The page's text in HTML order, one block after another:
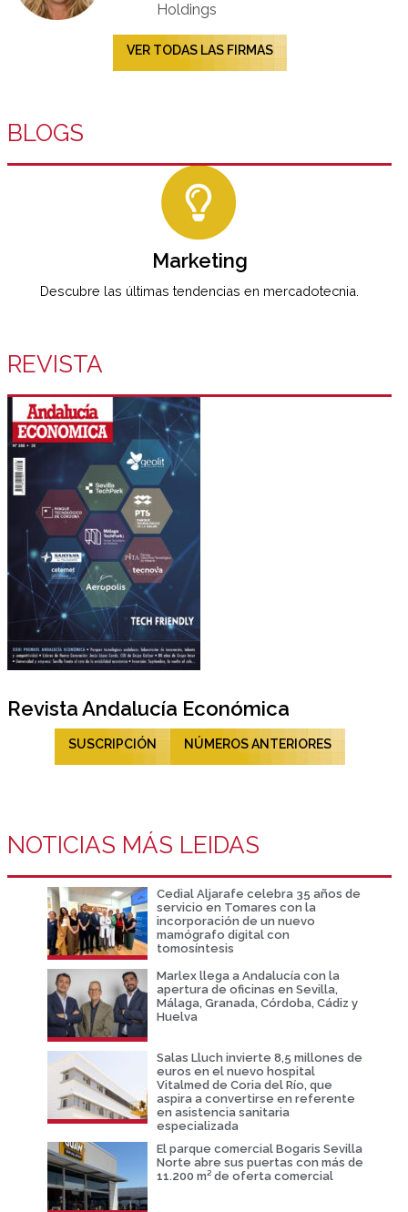
Holdings
VER TODAS LAS FIRMAS
BLOGS
Marketing
Descubre las últimas tendencias en mercadotecnia.
REVISTA
Revista Andalucía Económica
SUSCRIPCIÓN NÚMEROS ANTERIORES
NOTICIAS MÁS LEIDAS
Cedial Aljarafe celebra 35 años de
servicio en Tomares con la
incorporación de un nuevo
mamógrafo digital con
tomosíntesis
Marlex llega a Andalucía con la
apertura de oficinas en Sevilla,
Málaga, Granada, Córdoba, Cádiz y
Huelva
Salas Lluch invierte 8,5 millones de
euros en el nuevo hospital
Vitalmed de Coria del Río, que
aspira a convertirse en referente
en asistencia sanitaria
especializada
El parque comercial Bogaris Sevilla
Norte abre sus puertas con más de
11.200 m² de oferta comercial